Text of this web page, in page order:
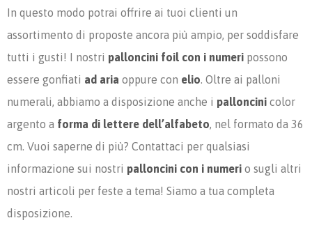
In questo modo potrai offrire ai tuoi clienti un
assortimento di proposte ancora più ampio, per soddisfare
tutti i gusti! I nostri palloncini foil con i numeri possono
essere gonfiati ad aria oppure con elio. Oltre ai palloni
numerali, abbiamo a disposizione anche i palloncini color
argento a forma di lettere dell’alfabeto, nel formato da 36
cm. Vuoi saperne di più? Contattaci per qualsiasi
informazione sui nostri palloncini con i numeri o sugli altri
nostri articoli per feste a tema! Siamo a tua completa
disposizione.